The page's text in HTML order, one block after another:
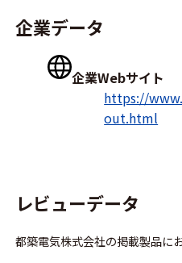
企業データ
企業Webサイト
https://
out.html
レビューデータ
都築電気株式会社の掲載製品に